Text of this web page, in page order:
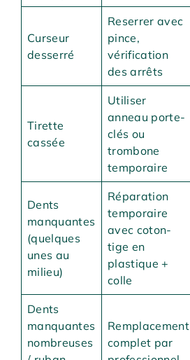
Curseur
desserré
Reserrer avec
pince,
vérification
des arrêts
Tirette
cassée
Utiliser
anneau porte-
clés ou
trombone
temporaire
Dents
manquantes
(quelques
unes au
milieu)
Réparation
temporaire
avec coton-
tige en
plastique +
colle
Dents
manquantes
nombreuses
Remplacement
complet par